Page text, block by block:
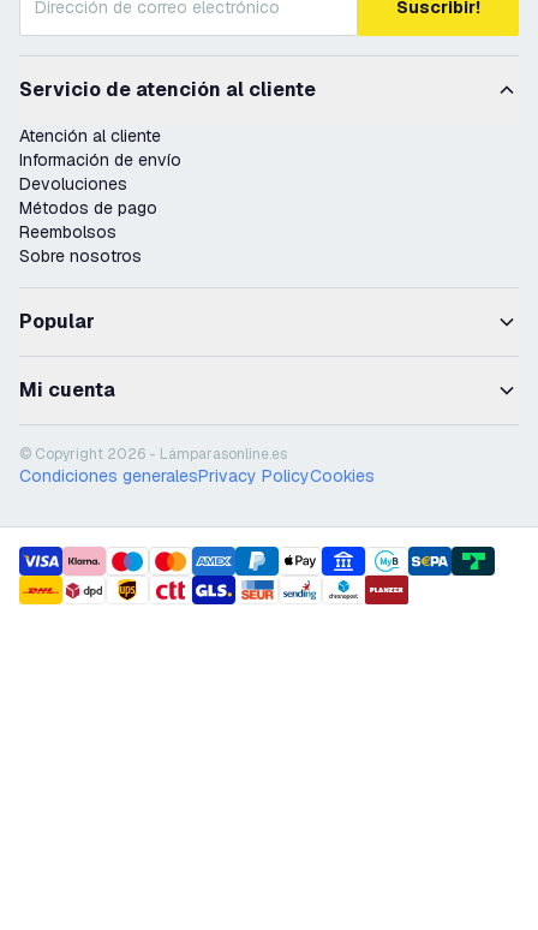
Suscribir!
Servicio de atención al cliente
Atención al cliente
Información de envío
Devoluciones
Métodos de pago
Reembolsos
Sobre nosotros
Popular
Mi cuenta
© Copyright 2026 - Lámparasonline.es
Condiciones generalesPrivacy PolicyCookies
payment methods
shipment methods